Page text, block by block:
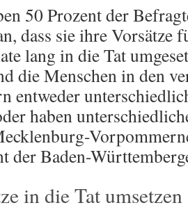
50 Prozent der
dass sie ihre Vorsätze
lang in die Tat
die Menschen in den
entweder
haben
der Baden-
in die Tat umsetzen